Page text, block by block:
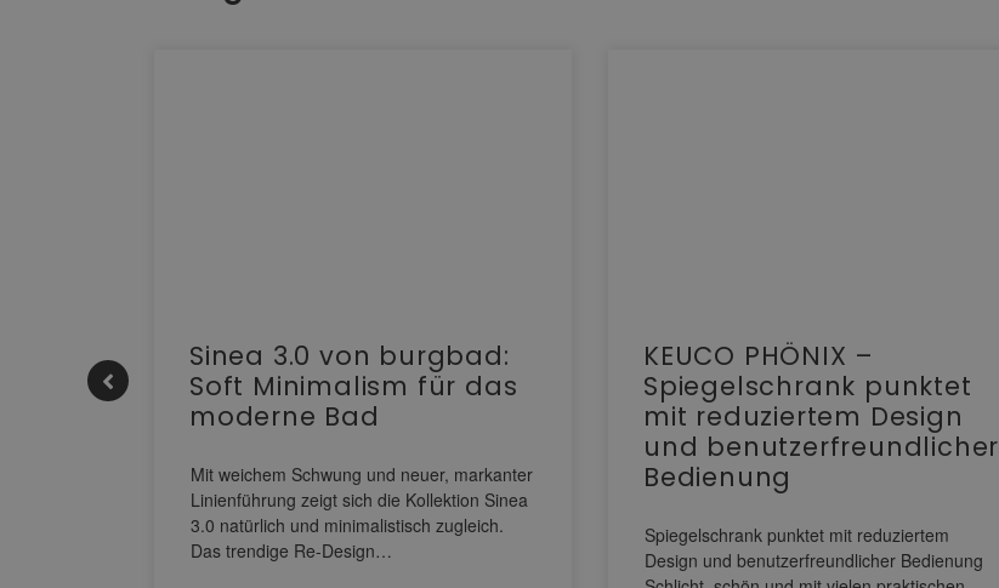
Sinea 3.0 von burgbad:
Soft Minimalism für das
moderne Bad
Mit weichem Schwung und neuer, markanter
Linienführung zeigt sich die Kollektion Sinea
3.0 natürlich und minimalistisch zugleich.
Das trendige Re-Design…
KEUCO PHÖNIX –
Spiegelschrank punktet
mit reduziertem Design
und benutzerfreundlicher
Bedienung
Spiegelschrank punktet mit reduziertem
Design und benutzerfreundlicher Bedienung